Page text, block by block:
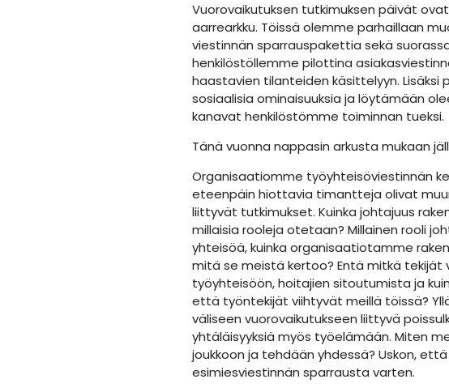
Vuorovaikutuksen tutkimuksen päivät
aarrearkku. Töissä olemme parhaillaan
viestinnän sparrauspakettia sekä
henkilöstöllemme pilottina
haastavien tilanteiden käsittelyyn.
sosiaalisia ominaisuuksia ja löytämään
kanavat henkilöstömme toiminnan tueksi.
Tänä vuonna nappasin arkusta mukaan
Organisaatiomme työyhteisöviestinnän
eteenpäin hiottavia timantteja olivat
liittyvät tutkimukset. Kuinka johtajuus
millaisia rooleja otetaan? Millainen rooli
yhteisöä, kuinka organisaatiotamme
mitä se meistä kertoo? Entä mitkä
työyhteisöön, hoitajien sitoutumista ja
että työntekijät viihtyvät meillä töissä?
väliseen vuorovaikutukseen liittyvä
yhtäläisyyksiä myös työelämään. Miten
joukkoon ja tehdään yhdessä? Uskon,
esimiesviestinnän sparrausta varten.